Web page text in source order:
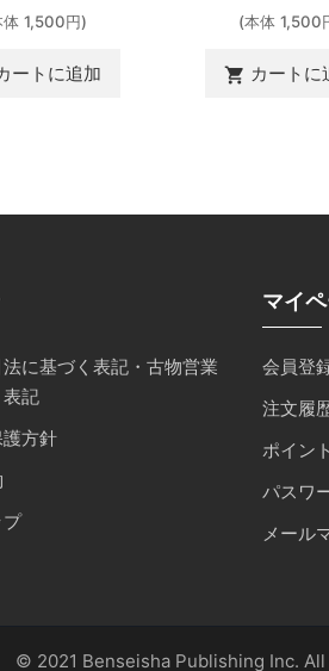
体 1,500円)
ートに追加
(本体 1,500
shopping_cart カートに
に基づく表記・古物営業
記
方針
マイ
会員登
注文履
ポイン
パスワ
メール
© 2021 Benseisha Publishing Inc.